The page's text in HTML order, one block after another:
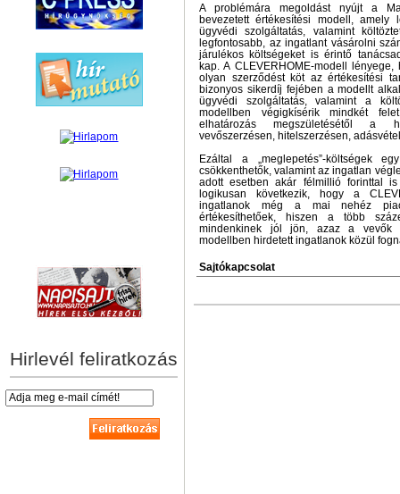
Hirlevél feliratkozás
A problémára megoldást nyújt a
bevezetett értékesítési modell, amely
ügyvédi szolgáltatás, valamint
legfontosabb, az ingatlant vásárolni
járulékos költségeket is érintő
kap. A CLEVERHOME-modell
olyan szerződést köt az értékesítési
bizonyos sikerdíj fejében a modellt
ügyvédi szolgáltatás, valamint a
modellben végigkísérik mindkét
elhatározás megszületésétől a
vevőszerzésen, hitelszerzésen,
Ezáltal a „meglepetés”-költségek
csökkenthetők, valamint az ingatlan
adott esetben akár félmillió forinttal is
logikusan következik, hogy a
ingatlanok még a mai nehéz
értékesíthetőek, hiszen a több
mindenkinek jól jön, azaz a vevők
modellben hirdetett ingatlanok közül
Sajtókapcsolat